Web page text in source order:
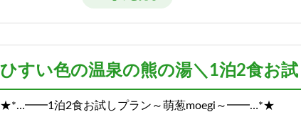
ひすい色の温泉の熊の湯＼1泊2食お
★*…━━1泊2食お試しプラン～萌葱moegi～━━…*★